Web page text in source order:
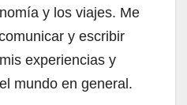
y los viajes. Me
y escribir
experiencias y
mundo en general.